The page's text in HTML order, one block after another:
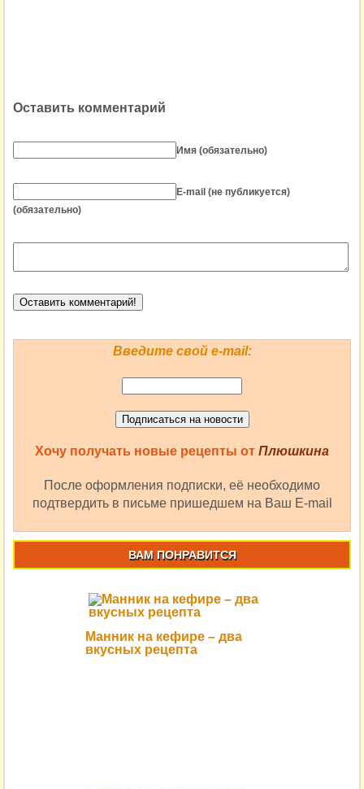
Оставить комментарий
Имя (обязательно)
E-mail (не публикуется)
(обязательно)
Введите свой e-mail:
Хочу получать новые рецепты от Плюшкина
После оформления подписки, её необходимо
подтвердить в письме пришедшем на Ваш E-mail
ВАМ ПОНРАВИТСЯ
Манник на кефире – два
вкусных рецепта